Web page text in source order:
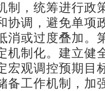
制，统筹进行政
协调，避免单项
消或过度叠加。
机制化。建立健
宏观调控预期目
备工作机制，加